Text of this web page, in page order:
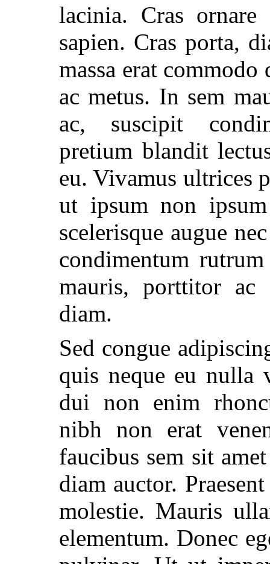
lacinia. Cras
sapien. Cras porta,
massa erat
ac metus. In sem
ac, suscipit
pretium blandit
eu. Vivamus ultrices
ut ipsum non
scelerisque augue
condimentum
mauris, porttitor
diam.
Sed congue
quis neque eu nulla
dui non enim
nibh non erat
faucibus sem sit
diam auctor.
molestie. Mauris
elementum. Donec